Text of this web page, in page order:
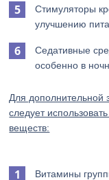
Стимуляторы
улучшению
Седативные
особенно в
Для дополнительной
следует
веществ:
Витамины